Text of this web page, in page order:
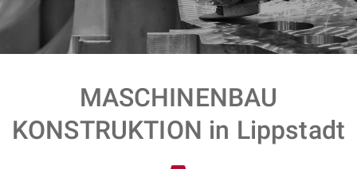
MASCHINENBAU
KONSTRUKTION in Lippstadt